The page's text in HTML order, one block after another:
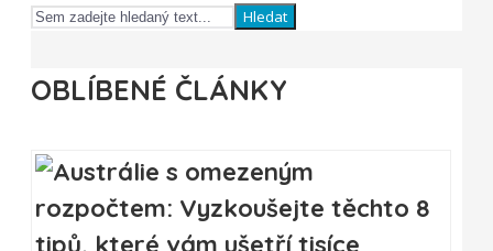
Hledat
OBLÍBENÉ ČLÁNKY